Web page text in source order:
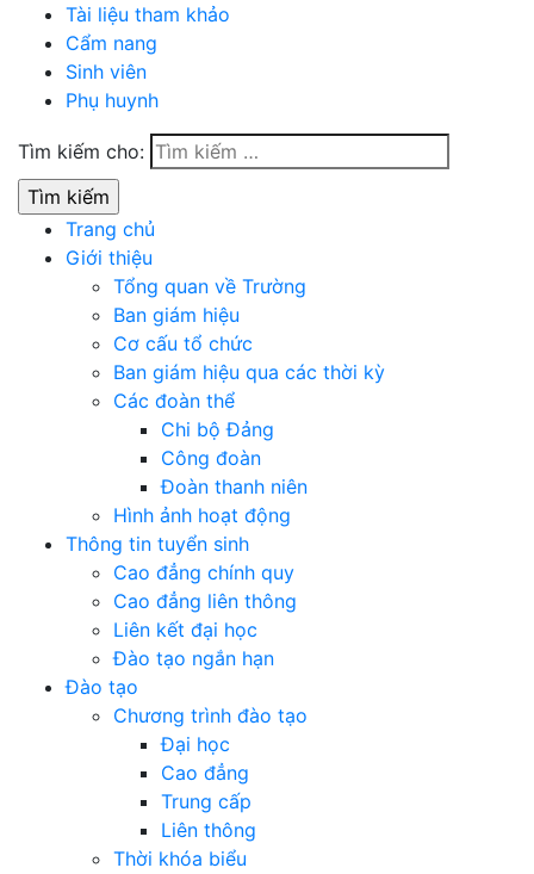
Tài liệu tham khảo
Cẩm nang
Sinh viên
Phụ huynh
Tìm kiếm cho:
Trang chủ
Giới thiệu
Tổng quan về Trường
Ban giám hiệu
Cơ cấu tổ chức
Ban giám hiệu qua các thời kỳ
Các đoàn thể
Chi bộ Đảng
Công đoàn
Đoàn thanh niên
Hình ảnh hoạt động
Thông tin tuyển sinh
Cao đẳng chính quy
Cao đẳng liên thông
Liên kết đại học
Đào tạo ngắn hạn
Đào tạo
Chương trình đào tạo
Đại học
Cao đẳng
Trung cấp
Liên thông
Thời khóa biểu